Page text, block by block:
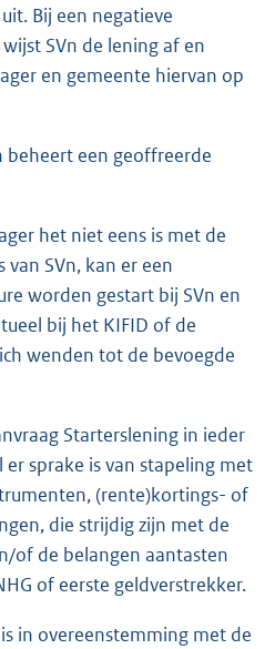
Bij een negatieve
SVn de lening af en
en gemeente hiervan op
beheert een geoffreerde
het niet eens is met de
SVn, kan er een
worden gestart bij SVn en
bij het KIFID of de
wenden tot de bevoegde
Starterslening in ieder
er sprake is van stapeling met
(rente)kortings- of
die strijdig zijn met de
of de belangen aantasten
of eerste geldverstrekker.
in overeenstemming met de